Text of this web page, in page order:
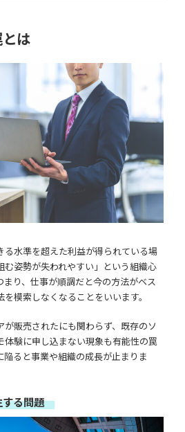
は
る水準を超えた利益が得られている場
姿勢が失われやすい」という組織心
り、仕事が順調だと今の方法がベス
模索しなくなることをいいます。
販売されたにも関わらず、既存のソ
体験に申し込まない現象も有能性の罠
ると事業や組織の成長が止まりま
る問題